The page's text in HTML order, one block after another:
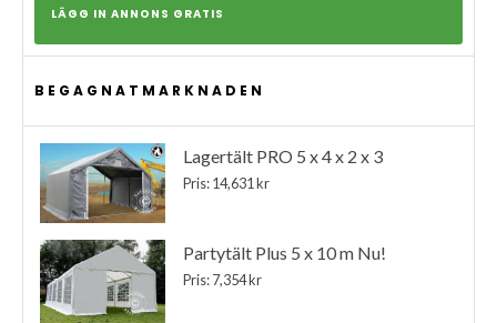
LÄGG IN ANNONS GRATIS
BEGAGNATMARKNADEN
Lagertält PRO 5 x 4 x 2 x 3
Pris: 14,631 kr
Partytält Plus 5 x 10 m Nu!
Pris: 7,354 kr